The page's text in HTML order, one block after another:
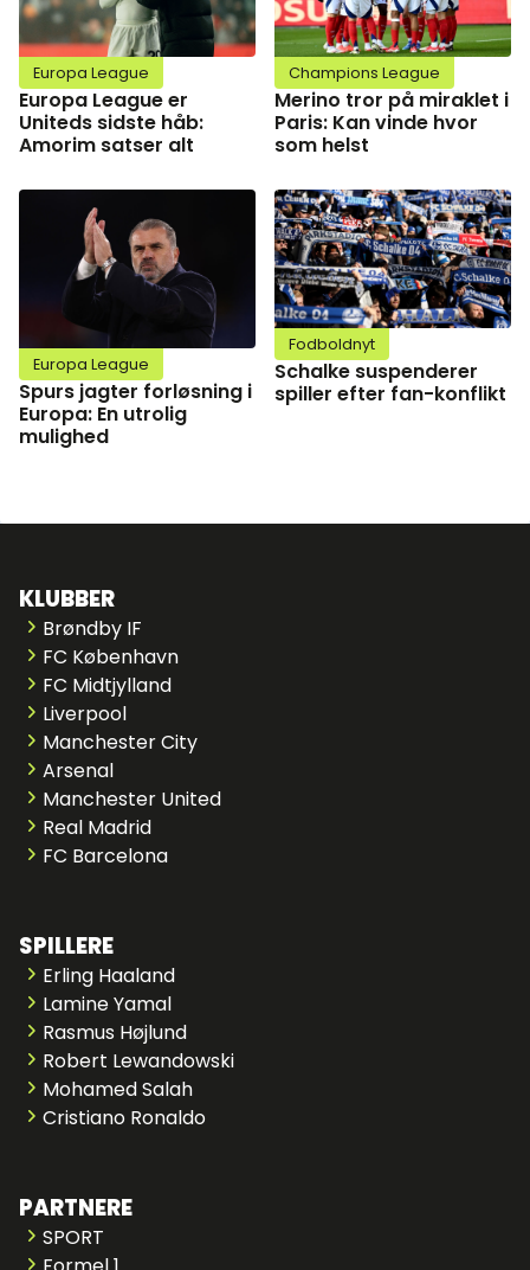
Europa League
Europa League er
Uniteds sidste håb:
Amorim satser alt
Champions League
Merino tror på miraklet i
Paris: Kan vinde hvor
som helst
Europa League
Spurs jagter forløsning i
Europa: En utrolig
mulighed
Fodboldnyt
Schalke suspenderer
spiller efter fan-konflikt
KLUBBER
Brøndby IF
FC København
FC Midtjylland
Liverpool
Manchester City
Arsenal
Manchester United
Real Madrid
FC Barcelona
SPILLERE
Erling Haaland
Lamine Yamal
Rasmus Højlund
Robert Lewandowski
Mohamed Salah
Cristiano Ronaldo
PARTNERE
SPORT